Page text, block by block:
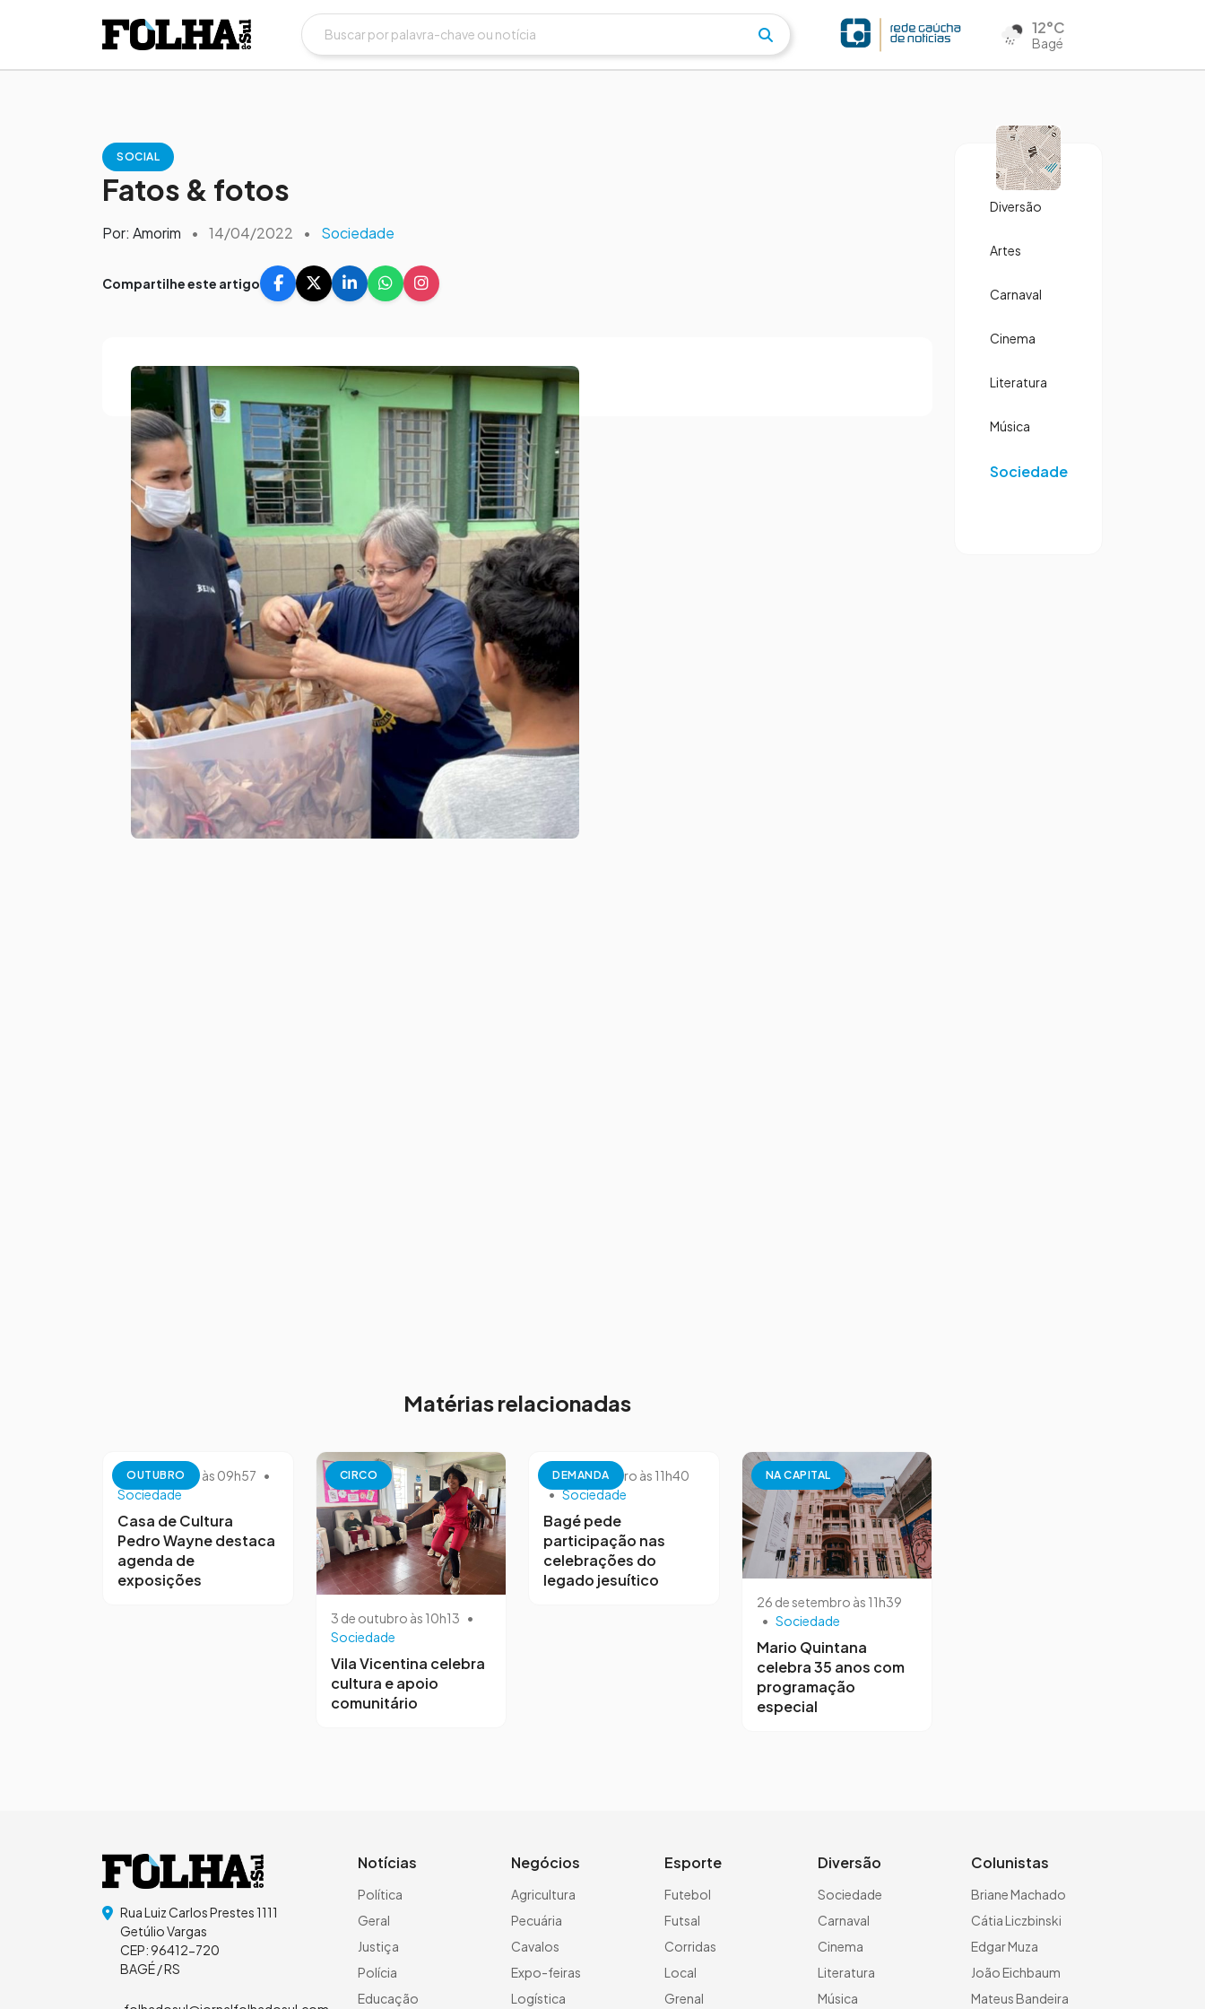
12°C
Bagé
SOCIAL
Fatos & fotos
Por: Amorim • 14/04/2022 • Sociedade
Compartilhe este artigo
Matérias relacionadas
OUTUBRO
13 de outubro às 09h57 •
Sociedade
Casa de Cultura
Pedro Wayne destaca
agenda de
exposições
CIRCO
3 de outubro às 10h13 •
Sociedade
Vila Vicentina celebra
cultura e apoio
comunitário
DEMANDA
26 de setembro às 11h40
• Sociedade
Bagé pede
participação nas
celebrações do
legado jesuítico
NA CAPITAL
26 de setembro às 11h39
• Sociedade
Mario Quintana
celebra 35 anos com
programação
especial
Diversão
Artes
Carnaval
Cinema
Literatura
Música
Sociedade
Rua Luiz Carlos Prestes 1111
Getúlio Vargas
CEP: 96412-720
BAGÉ / RS
Notícias
Política
Geral
Justiça
Polícia
Educação
Negócios
Agricultura
Pecuária
Cavalos
Expo-feiras
Logística
Esporte
Futebol
Futsal
Corridas
Local
Grenal
Diversão
Sociedade
Carnaval
Cinema
Literatura
Música
Colunistas
Briane Machado
Cátia Liczbinski
Edgar Muza
João Eichbaum
Mateus Bandeira